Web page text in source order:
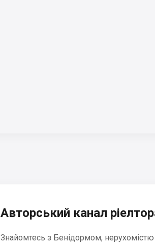
Авторський канал
Знайомтесь з Бенідормом,